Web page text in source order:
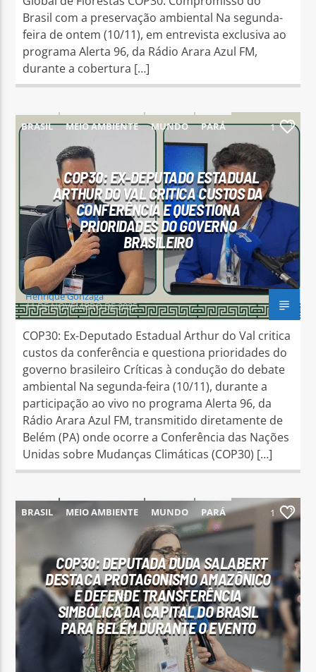
Brasil com a preservação ambiental Na segunda-
feira de ontem (10/11), em entrevista exclusiva ao
programa Alerta 96, da Rádio Arara Azul FM,
durante a cobertura […]
BRASIL MEIO AMBIENTE MUNDO
PARÁ
PARAUAPEBAS
1
COP30: EX-DEPUTADO ESTADUAL
ARTHUR DO VAL CRITICA CUSTOS DA
CONFERÊNCIA E QUESTIONA
PRIORIDADES DO GOVERNO
BRASILEIRO
Henrique Gonzaga
11 DE NOVEMBRO DE 2025
COP30: Ex-Deputado Estadual Arthur do Val critica
custos da conferência e questiona prioridades do
governo brasileiro Críticas à condução do debate
ambiental Na segunda-feira (10/11), durante a
participação ao vivo no programa Alerta 96, da
Rádio Arara Azul FM, transmitido diretamente de
Belém (PA) onde ocorre a Conferência das Nações
Unidas sobre Mudanças Climáticas (COP30) […]
BRASIL MEIO AMBIENTE MUNDO
PARÁ
1
COP30: DEPUTADA DUDA SALABERT
DESTACA PROTAGONISMO AMAZÔNICO
E DEFENDE TRANSFERÊNCIA
SIMBÓLICA DA CAPITAL DO BRASIL
PARA BELÉM DURANTE O EVENTO